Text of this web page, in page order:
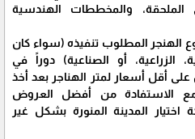
الملحقة، والمخططات الهندسية
الهنجر المطلوب تنفيذه (سواء كان
الزراعية، أو الصناعية) دوراً في
أقل أسعار لمتر الهناجر بعد أخذ
مع الاستفادة من أفضل العروض
المدينة المنورة بشكل غير